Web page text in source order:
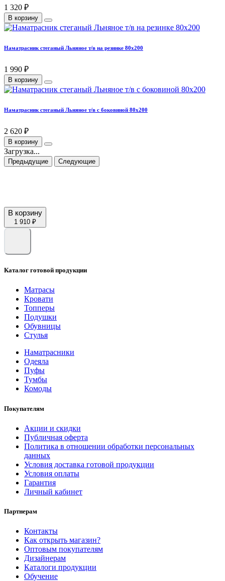
1 320 ₽
В корзину
Наматрасник стеганый Льняное т/в на резинке 80х200
1 990 ₽
В корзину
Наматрасник стеганый Льняное т/в с боковиной 80х200
2 620 ₽
В корзину
Загрузка...
Предыдущие Следующие
В корзину
1 910 ₽
Каталог готовой продукции
Матрасы
Кровати
Топперы
Подушки
Обувницы
Стулья
Наматрасники
Одеяла
Пуфы
Тумбы
Комоды
Покупателям
Акции и скидки
Публичная оферта
Политика в отношении обработки персональных
данных
Условия доставка готовой продукции
Условия оплаты
Гарантия
Личный кабинет
Партнерам
Контакты
Как открыть магазин?
Оптовым покупателям
Дизайнерам
Каталоги продукции
Обучение